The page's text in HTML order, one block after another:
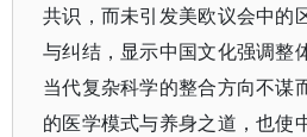
共识，而未引发美欧议会中的
与纠结，显示中国文化强调整
当代复杂科学的整合方向不谋
的医学模式与养身之道，也使